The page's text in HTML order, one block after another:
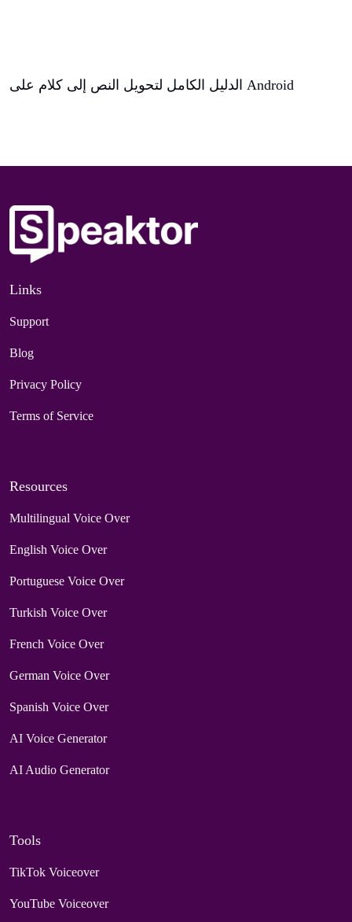
الدليل الكامل لتحويل النص إلى كلام على Android
Links
Support
Blog
Privacy Policy
Terms of Service
Resources
Multilingual Voice Over
English Voice Over
Portuguese Voice Over
Turkish Voice Over
French Voice Over
German Voice Over
Spanish Voice Over
AI Voice Generator
AI Audio Generator
Tools
TikTok Voiceover
YouTube Voiceover